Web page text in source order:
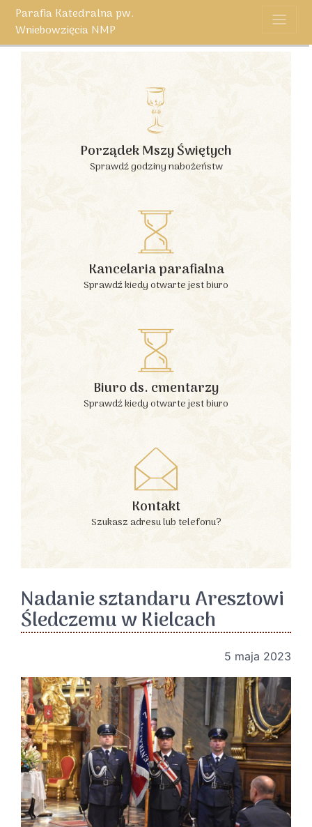
Parafia Katedralna pw.
Wniebowzięcia NMP
Porządek Mszy Świętych
Sprawdź godziny nabożeństw
Kancelaria parafialna
Sprawdź kiedy otwarte jest biuro
Biuro ds. cmentarzy
Sprawdź kiedy otwarte jest biuro
Kontakt
Szukasz adresu lub telefonu?
Nadanie sztandaru Aresztowi
Śledczemu w Kielcach
5 maja 2023